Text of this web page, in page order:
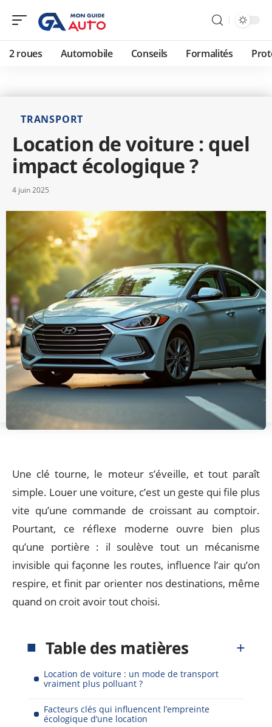
2 roues Automobile Conseils Formalités
TRANSPORT
Location de voiture : quel
impact écologique ?
4 juin 2025
Une clé tourne, le moteur s’éveille, et tout paraît
simple. Louer une voiture, c’est un geste qui file plus
vite qu’une commande de croissant au comptoir.
Pourtant, ce réflexe moderne ouvre bien plus
qu’une portière : il soulève tout un mécanisme
invisible qui façonne les routes, influence l’air qu’on
respire, et finit par orienter nos destinations, même
quand on croit avoir tout choisi.
Table des matières
Location de voiture : un mode de transport
vraiment plus polluant ?
Facteurs clés qui influencent l’empreinte
écologique d’une location